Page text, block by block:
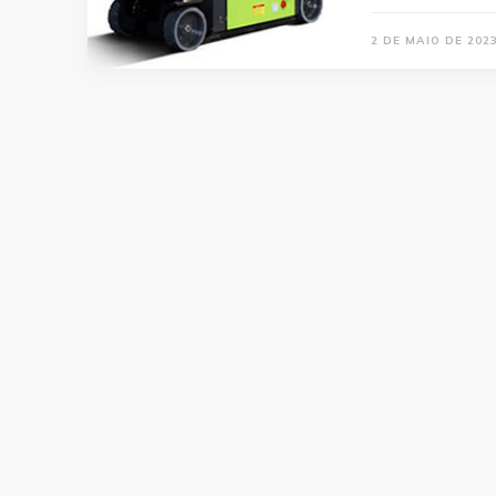
2 DE MAIO DE